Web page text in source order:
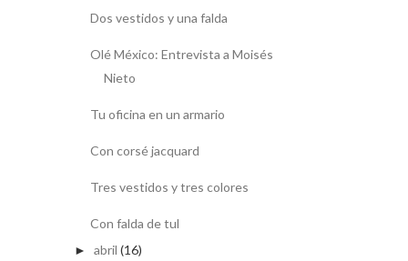
Dos vestidos y una falda
Olé México: Entrevista a Moisés
Nieto
Tu oficina en un armario
Con corsé jacquard
Tres vestidos y tres colores
Con falda de tul
► abril (16)